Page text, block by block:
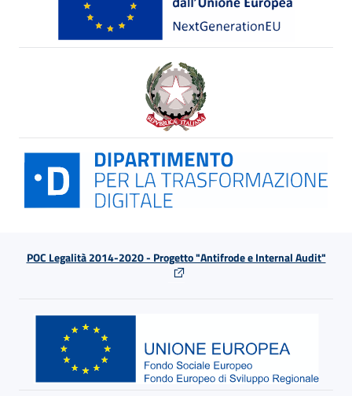
POC Legalità 2014-2020 - Progetto "Antifrode e Internal Audit"